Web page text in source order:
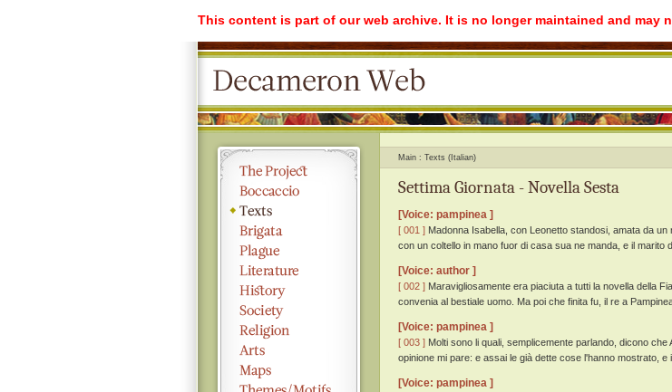
This content is part of our web archive. It is no longer maintained and may
Main Texts (Italian)
Settima Giornata - Novella Sesta
[Voice: pampinea ]
[ 001 ] Madonna Isabella, con Leonetto standosi, amata da
con un coltello in mano fuor di casa sua ne manda, e il marito
[Voice: author ]
[ 002 ] Maravigliosamente era piaciuta a tutti la novella della
convenia al bestiale uomo. Ma poi che finita fu, il re a
[Voice: pampinea ]
[ 003 ] Molti sono li quali, semplicemente parlando, dicono
opinione mi pare: e assai le già dette cose l'hanno mostrato, e
[Voice: pampinea ]